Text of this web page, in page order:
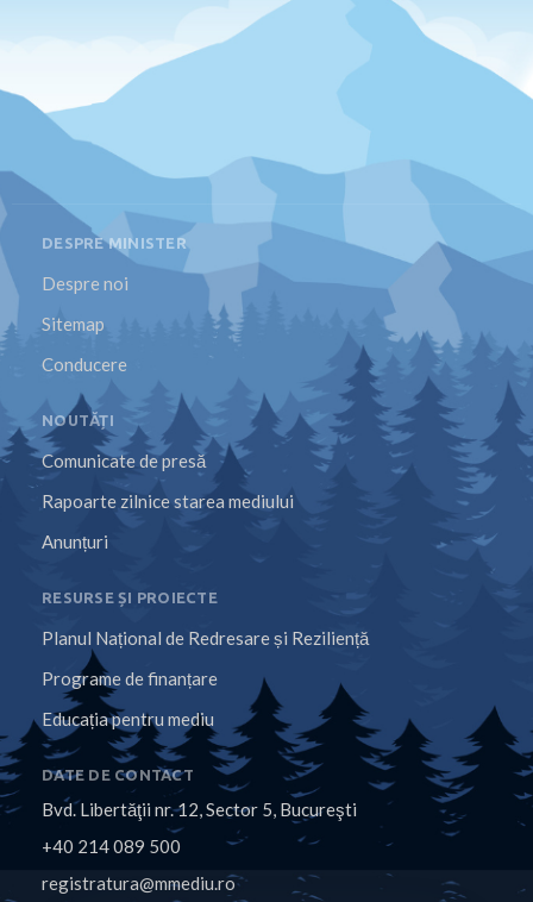
DESPRE MINISTER
Despre noi
Sitemap
Conducere
NOUTĂȚI
Comunicate de presă
Rapoarte zilnice starea mediului
Anunțuri
RESURSE ȘI PROIECTE
Planul Național de Redresare și Reziliență
Programe de finanțare
Educația pentru mediu
DATE DE CONTACT
Bvd. Libertăţii nr. 12, Sector 5, Bucureşti
+40 214 089 500
registratura@mmediu.ro